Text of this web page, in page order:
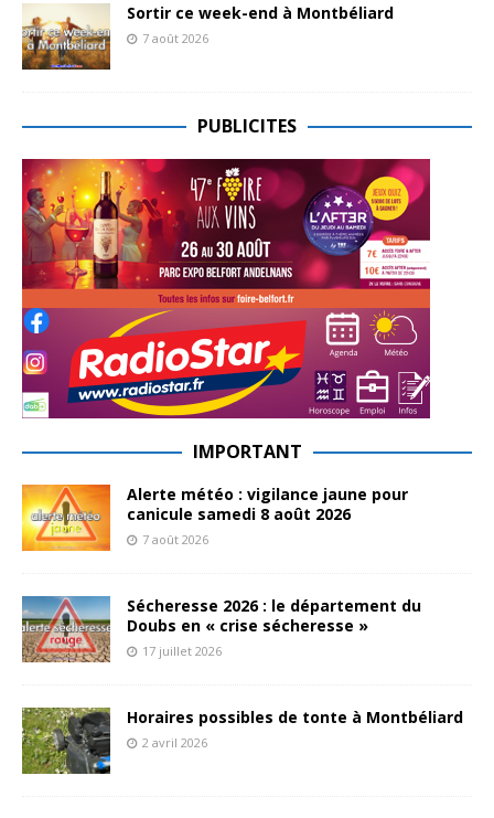
Sortir ce week-end à Montbéliard
7 août 2026
PUBLICITES
IMPORTANT
Alerte météo : vigilance jaune pour
canicule samedi 8 août 2026
7 août 2026
Sécheresse 2026 : le département du
Doubs en « crise sécheresse »
17 juillet 2026
Horaires possibles de tonte à Montbéliard
2 avril 2026